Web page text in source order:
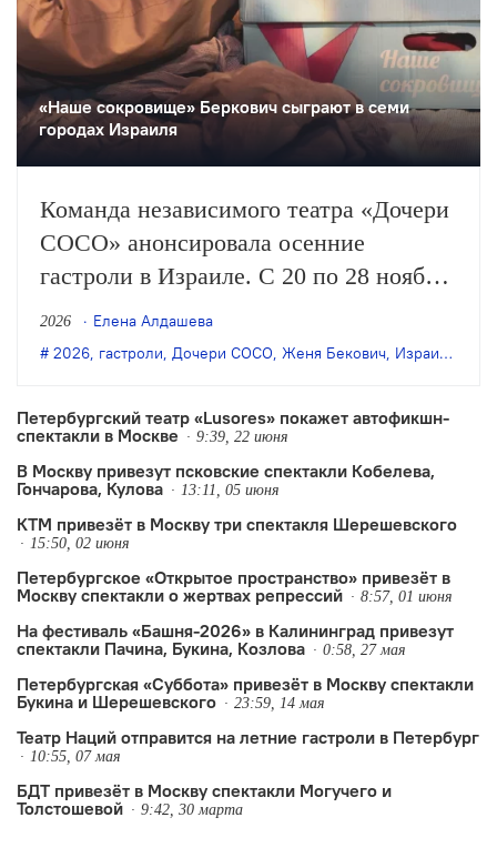
«Наше сокровище» Беркович сыграют в семи
городах Израиля
Команда независимого театра «Дочери
СОСО» анонсировала осенние
гастроли в Израиле. С 20 по 28 ноября
здесь впервые будет показано «Наше
сокровище» — авторский спектакль
Беркович.
2026
Елена Алдашева
2026, гастроли, Дочери СОСО, Женя Бекович, Израиль
Петербургский театр «Lusores» покажет автофикшн-
спектакли в Москве
9:39, 22 июня
В Москву привезут псковские спектакли Кобелева,
Гончарова, Кулова
13:11, 05 июня
КТМ привезёт в Москву три спектакля Шерешевского
15:50, 02 июня
Петербургское «Открытое пространство» привезёт в
Москву спектакли о жертвах репрессий
8:57, 01 июня
На фестиваль «Башня-2026» в Калининград привезут
спектакли Пачина, Букина, Козлова
0:58, 27 мая
Петербургская «Суббота» привезёт в Москву спектакли
Букина и Шерешевского
23:59, 14 мая
Театр Наций отправится на летние гастроли в Петербург
10:55, 07 мая
БДТ привезёт в Москву спектакли Могучего и
Толстошевой
9:42, 30 марта